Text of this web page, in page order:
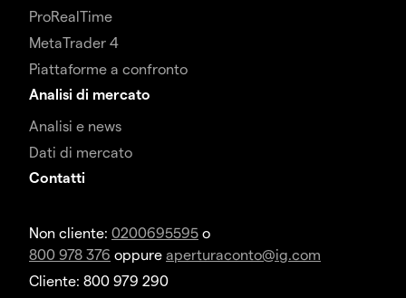
ProRealTime
MetaTrader 4
Piattaforme a confronto
Analisi di mercato
Analisi e news
Dati di mercato
Contatti
Non cliente: 0200695595 o
800 978 376 oppure aperturaconto@ig.com
Cliente: 800 979 290